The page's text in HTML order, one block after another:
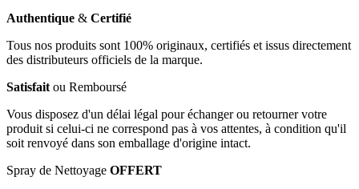
Authentique & Certifié
Tous nos produits sont 100% originaux, certifiés et issus directement
des distributeurs officiels de la marque.
Satisfait ou Remboursé
Vous disposez d'un délai légal pour échanger ou retourner votre
produit si celui-ci ne correspond pas à vos attentes, à condition qu'il
soit renvoyé dans son emballage d'origine intact.
Spray de Nettoyage OFFERT